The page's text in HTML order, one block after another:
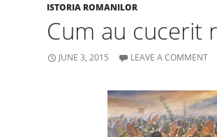
ISTORIA ROMANILOR
Cum au cucerit
JUNE 3, 2015 LEAVE A COMMENT